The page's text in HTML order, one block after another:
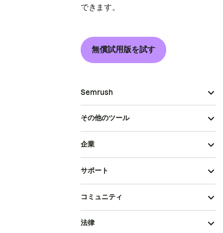
できます。
無償試用版を試す
Semrush
その他のツール
企業
サポート
コミュニティ
法律